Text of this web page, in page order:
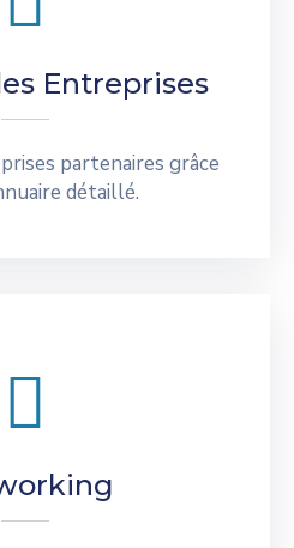
Entreprises
partenaires grâce
détaillé.